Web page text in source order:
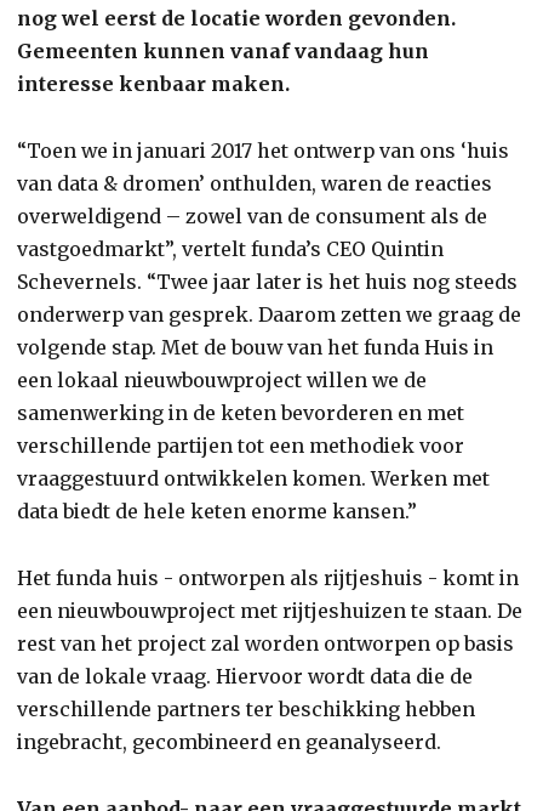
nog wel eerst de locatie worden gevonden.
Gemeenten kunnen vanaf vandaag hun
interesse kenbaar maken.
“Toen we in januari 2017 het ontwerp van ons ‘huis
van data & dromen’ onthulden, waren de reacties
overweldigend – zowel van de consument als de
vastgoedmarkt”, vertelt funda’s CEO Quintin
Schevernels. “Twee jaar later is het huis nog steeds
onderwerp van gesprek. Daarom zetten we graag de
volgende stap. Met de bouw van het funda Huis in
een lokaal nieuwbouwproject willen we de
samenwerking in de keten bevorderen en met
verschillende partijen tot een methodiek voor
vraaggestuurd ontwikkelen komen. Werken met
data biedt de hele keten enorme kansen.”
Het funda huis - ontworpen als rijtjeshuis - komt in
een nieuwbouwproject met rijtjeshuizen te staan. De
rest van het project zal worden ontworpen op basis
van de lokale vraag. Hiervoor wordt data die de
verschillende partners ter beschikking hebben
ingebracht, gecombineerd en geanalyseerd.